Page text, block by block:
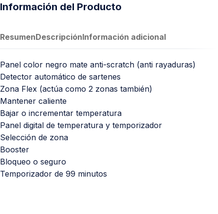
Información del Producto
ResumenDescripciónInformación adicional
Panel color negro mate anti-scratch (anti rayaduras)
Detector automático de sartenes
Zona Flex (actúa como 2 zonas también)
Mantener caliente
Bajar o incrementar temperatura
Panel digital de temperatura y temporizador
Selección de zona
Booster
Bloqueo o seguro
Temporizador de 99 minutos